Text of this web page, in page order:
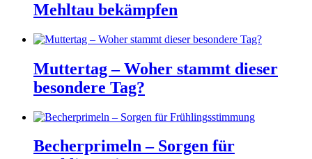
Mehltau bekämpfen
Muttertag – Woher stammt dieser
besondere Tag?
Becherprimeln – Sorgen für